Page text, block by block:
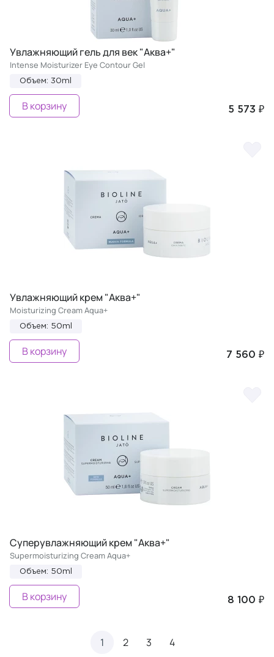
Увлажняющий гель для век "Аква+"
Intense Moisturizer Eye Contour Gel
Объем: 30ml
5 573 ₽
В корзину
Увлажняющий крем "Аква+"
Moisturizing Cream Aqua+
Объем: 50ml
7 560 ₽
В корзину
Суперувлажняющий крем "Аква+"
Supermoisturizing Cream Aqua+
Объем: 50ml
8 100 ₽
В корзину
1 2 3 4